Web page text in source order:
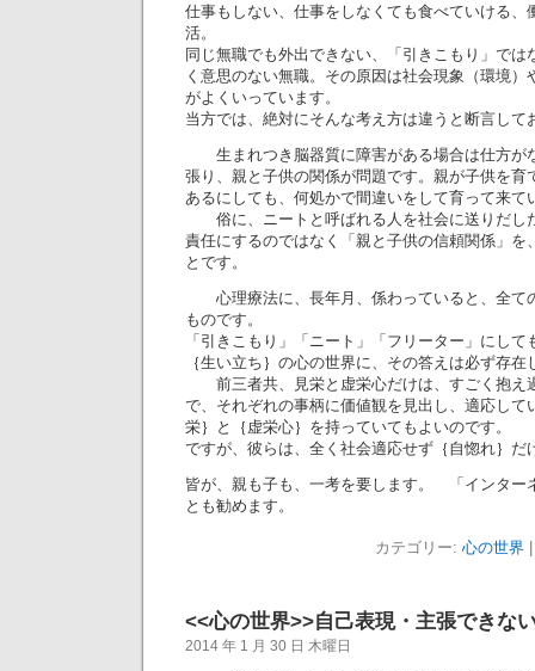
仕事もしない、仕事をしなくても食べていける、
活。
同じ無職でも外出できない、「引きこもり」では
く意思のない無職。その原因は社会現象（環境）
がよくいっています。
当方では、絶対にそんな考え方は違うと断言して
生まれつき脳器質に障害がある場合は仕方が
張り、親と子供の関係が問題です。親が子供を育
あるにしても、何処かで間違いをして育って来て
俗に、ニートと呼ばれる人を社会に送りだし
責任にするのではなく「親と子供の信頼関係」を
とです。
心理療法に、長年月、係わっていると、全て
ものです。
「引きこもり」「ニート」「フリーター」にし
｛生い立ち｝の心の世界に、その答えは必ず存在
前三者共、見栄と虚栄心だけは、すごく抱え
で、それぞれの事柄に価値観を見出し、適応して
栄｝と｛虚栄心｝を持っていてもよいのです。
ですが、彼らは、全く社会適応せず｛自惚れ｝だ
皆が、親も子も、一考を要します。 「インター
とも勧めます。
カテゴリー: 心の世界
<<心の世界>>自己表現・主張できな
2014 年 1 月 30 日 木曜日